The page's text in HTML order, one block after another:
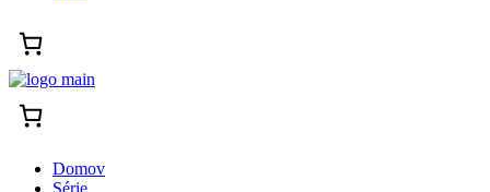
Domov
Série